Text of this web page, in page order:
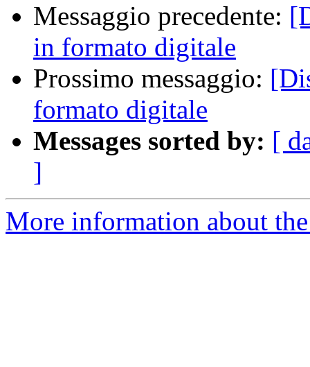
Messaggio precedente:
in formato digitale
Prossimo messaggio:
formato digitale
Messages sorted by: [
]
More information about